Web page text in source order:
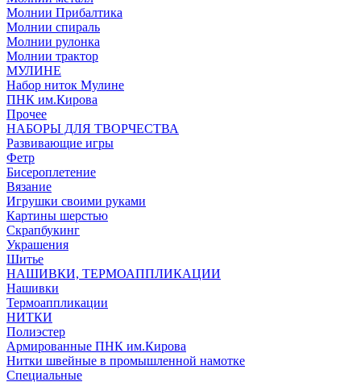
Молнии Прибалтика
Молнии спираль
Молнии рулонка
Молнии трактор
МУЛИНЕ
Набор ниток Мулине
ПНК им.Кирова
Прочее
НАБОРЫ ДЛЯ ТВОРЧЕСТВА
Развивающие игры
Фетр
Бисероплетение
Вязание
Игрушки своими руками
Картины шерстью
Скрапбукинг
Украшения
Шитье
НАШИВКИ, ТЕРМОАППЛИКАЦИИ
Нашивки
Термоаппликации
НИТКИ
Полиэстер
Армированные ПНК им.Кирова
Нитки швейные в промышленной намотке
Специальные